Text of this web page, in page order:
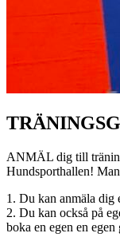
ANMÄL dig till
Hundsporthallen!
1. Du kan anmäla dig
2. Du kan också på
boka en egen en